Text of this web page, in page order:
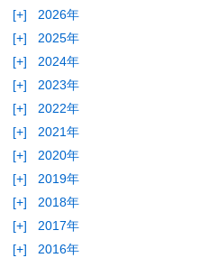
[+]
2026年
[+]
2025年
[+]
2024年
[+]
2023年
[+]
2022年
[+]
2021年
[+]
2020年
[+]
2019年
[+]
2018年
[+]
2017年
[+]
2016年